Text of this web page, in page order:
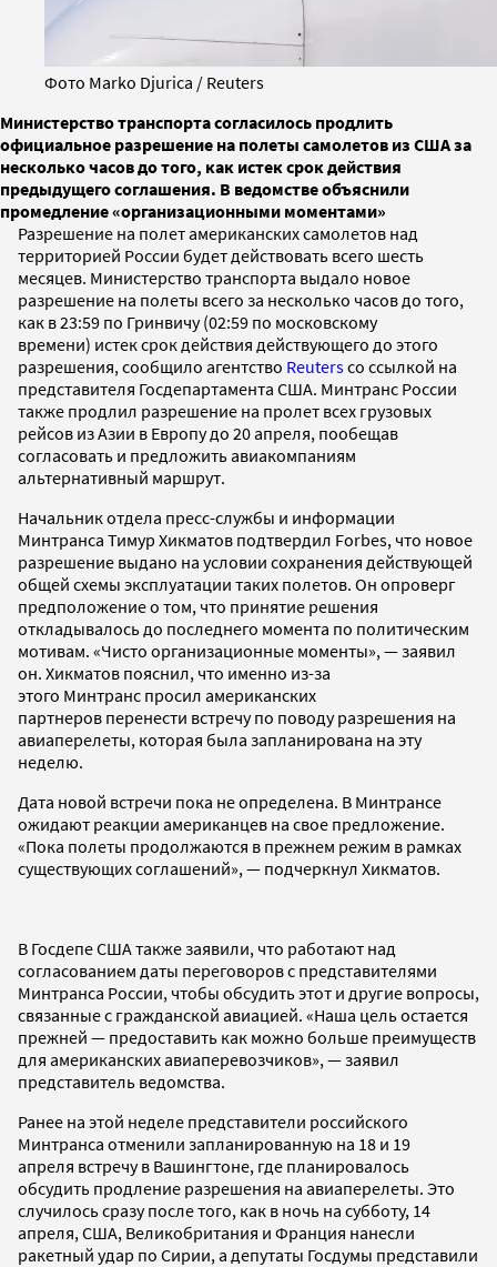
Фото Marko Djurica / Reuters
Министерство транспорта согласилось продлить
официальное разрешение на полеты самолетов из США за
несколько часов до того, как истек срок действия
предыдущего соглашения. В ведомстве объяснили
промедление «организационными моментами»
Разрешение на полет американских самолетов над
территорией России будет действовать всего шесть
месяцев. Министерство транспорта выдало новое
разрешение на полеты всего за несколько часов до того,
как в 23:59 по Гринвичу (02:59 по московскому
времени) истек срок действия действующего до этого
разрешения, сообщило агентство Reutersсо ссылкой на
представителя Госдепартамента США. Минтранс России
также продлил разрешение на пролет всех грузовых
рейсов из Азии в Европу до 20 апреля, пообещав
согласовать и предложить авиакомпаниям
альтернативный маршрут.
Начальник отдела пресс-службы и информации
Минтранса Тимур Хикматов подтвердил Forbes, что новое
разрешение выдано на условии сохранения действующей
общей схемы эксплуатации таких полетов. Он опроверг
предположение о том, что принятие решения
откладывалось до последнего момента по политическим
мотивам. «Чисто организационные моменты», — заявил
он. Хикматов пояснил, что именно из-за
этого Минтранс просил американских
партнеров перенести встречу по поводу разрешения на
авиаперелеты, которая была запланирована на эту
неделю.
Дата новой встречи пока не определена. В Минтрансе
ожидают реакции американцев на свое предложение.
«Пока полеты продолжаются в прежнем режим в рамках
существующих соглашений», — подчеркнул Хикматов.
В Госдепе США также заявили, что работают над
согласованием даты переговоров с представителями
Минтранса России, чтобы обсудить этот и другие вопросы,
связанные с гражданской авиацией. «Наша цель остается
прежней — предоставить как можно больше преимуществ
для американских авиаперевозчиков», — заявил
представитель ведомства.
Ранее на этой неделе представители российского
Минтранса отменили запланированную на 18 и 19
апреля встречу в Вашингтоне, где планировалось
обсудить продление разрешения на авиаперелеты. Это
случилось сразу после того, как в ночь на субботу, 14
апреля, США, Великобритания и Франция нанесли
ракетный удар по Сирии, а депутаты Госдумы представили